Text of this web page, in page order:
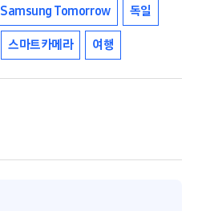
Samsung Tomorrow 독일
스마트카메라 여행